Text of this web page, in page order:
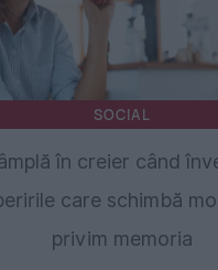
SOCIAL
în creier când
care schimbă
privim memoria